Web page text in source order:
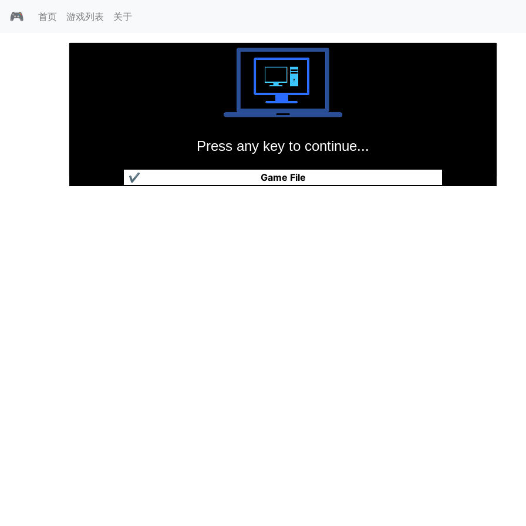
🎮 首页 游戏列表 关于
Press any key to continue...
Game File
✔